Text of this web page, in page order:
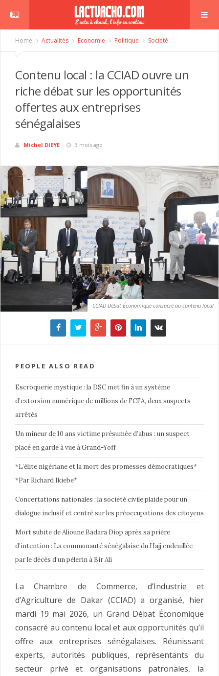
Home Actualités Economie Politique Société
Contenu local : la CCIAD ouvre un
riche débat sur les opportunités
offertes aux entreprises
sénégalaises
Michel DIEYE 3 mois ago
CCIAD Débat Économique consacré au contenu local
PEOPLE ALSO READ
Escroquerie mystique : la DSC met fin à un système
d’extorsion numérique de millions de FCFA, deux suspects
arrêtés
Un mineur de 10 ans victime présumée d’abus : un suspect
placé en garde à vue à Grand-Yoff
*L’élite nigériane et la mort des promesses démocratiques*
*Par Richard Ikiebe*
Concertations nationales : la société civile plaide pour un
dialogue inclusif et centré sur les préoccupations des citoyens
Mort subite de Alioune Badara Diop après sa prière
d’intention : La communauté sénégalaise du Hajj endeuillée
par le décès d’un pèlerin à Bir Ali
La Chambre de Commerce, d’Industrie et
d’Agriculture de Dakar (CCIAD) a organisé, hier
mardi 19 mai 2026, un Grand Débat Économique
consacré au contenu local et aux opportunités qu’il
offre aux entreprises sénégalaises. Réunissant
experts, autorités publiques, représentants du
secteur privé et organisations patronales, la